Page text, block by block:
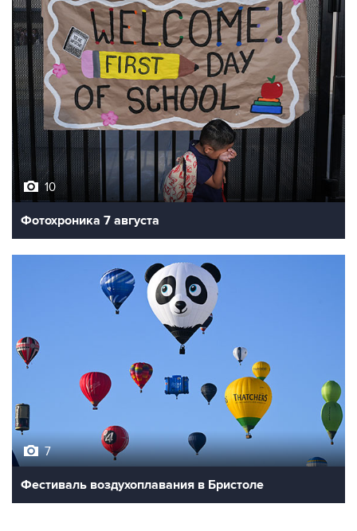
10
Фотохроника 7 августа
Фестиваль воздухоплавания в Бристоле